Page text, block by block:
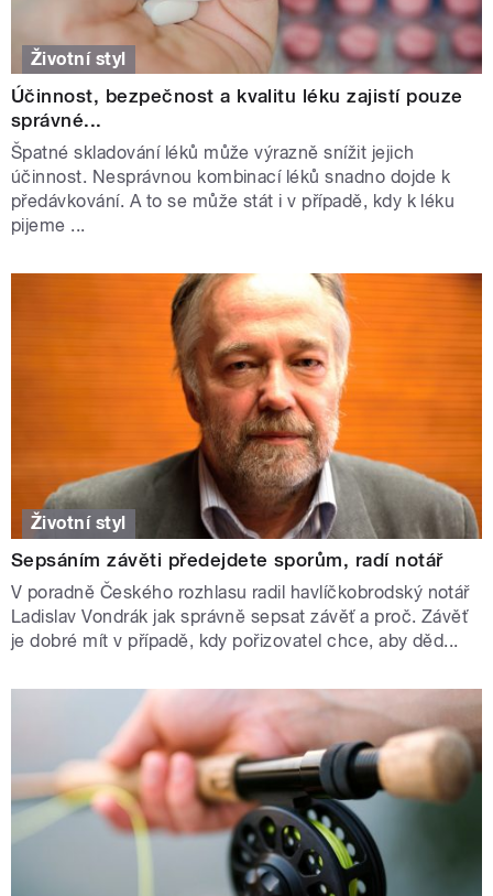
Životní styl
Účinnost, bezpečnost a kvalitu léku zajistí pouze
správné...
Špatné skladování léků může výrazně snížit jejich
účinnost. Nesprávnou kombinací léků snadno dojde k
předávkování. A to se může stát i v případě, kdy k léku
pijeme ...
Životní styl
Sepsáním závěti předejdete sporům, radí notář
V poradně Českého rozhlasu radil havlíčkobrodský notář
Ladislav Vondrák jak správně sepsat závěť a proč. Závěť
je dobré mít v případě, kdy pořizovatel chce, aby děd...